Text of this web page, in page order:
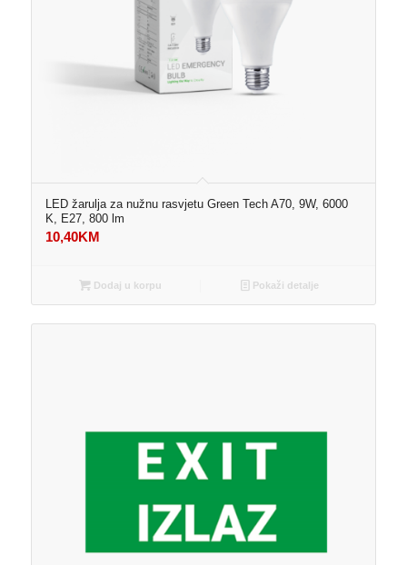
LED žarulja za nužnu rasvjetu Green Tech A70, 9W, 6000
K, E27, 800 lm
10,40KM
Dodaj u korpu Pokaži detalje